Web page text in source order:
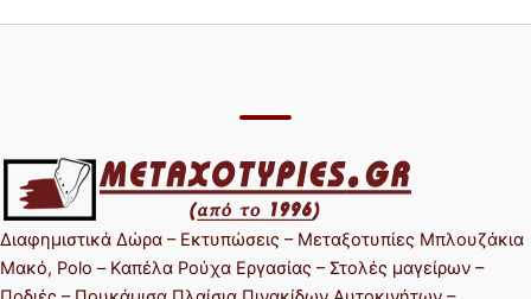
Διαφημιστικά Δώρα – Εκτυπώσεις – Μεταξοτυπίες Μπλουζάκια
Μακό, Polo – Καπέλα Ρούχα Εργασίας – Στολές μαγείρων –